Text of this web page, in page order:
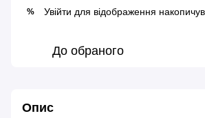
% Увійти для відображення
До обраного
Опис